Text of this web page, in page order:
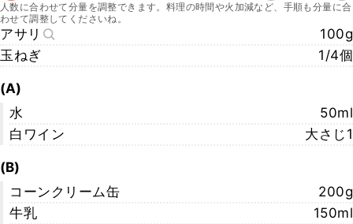
人数に合わせて分量を調整できます。料理の時間や火加減など、手順も分量に合
わせて調整してくださいね。
アサリ
100g
玉ねぎ
1/4個
(A)
水
50ml
白ワイン
大さじ1
(B)
コーンクリーム缶
200g
牛乳
150ml